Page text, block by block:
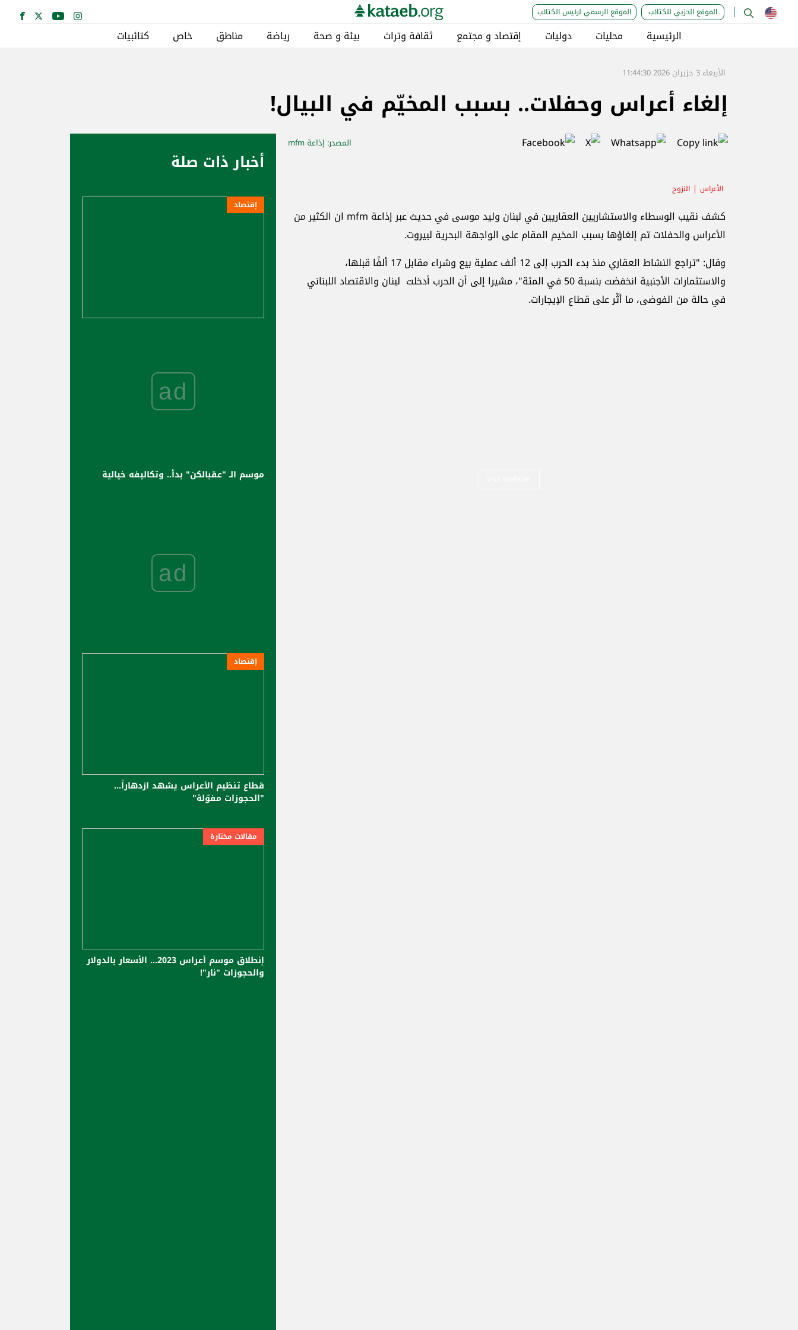
الموقع الحزبي للكتائب الموقع الرسمي لرئيس الكتائب
الرئيسية محليات دوليات إقتصاد و مجتمع ثقافة وتراث بيئة و صحة رياضة مناطق خاص كتائبيات
الأربعاء 3 حزيران 2026 11:44:30
إلغاء أعراس وحفلات.. بسبب المخيّم في البيال!
المصدر: إذاعة mfm
الأعراس النزوح
كشف نقيب الوسطاء والاستشاريين العقاريين في لبنان وليد موسى في حديث عبر إذاعة mfm ان الكثير من
الأعراس والحفلات تم إلغاؤها بسبب المخيم المقام على الواجهة البحرية لبيروت.
وقال: "تراجع النشاط العقاري منذ بدء الحرب إلى 12 ألف عملية بيع وشراء مقابل 17 ألفًا قبلها،
والاستثمارات الأجنبية انخفضت بنسبة 50 في المئة"، مشيرا إلى أن الحرب أدخلت لبنان والاقتصاد اللبناني
في حالة من الفوضى، ما أثّر على قطاع الإيجارات.
أخبار ذات صلة
إقتصاد
ad
موسم الـ "عقبالكن" بدأ.. وتكاليفه خيالية
ad
إقتصاد
قطاع تنظيم الأعراس يشهد ازدهاراً...
"الحجوزات مفوّلة"
مقالات مختارة
إنطلاق موسم أعراس 2023... الأسعار بالدولار
والحجوزات "نار"!